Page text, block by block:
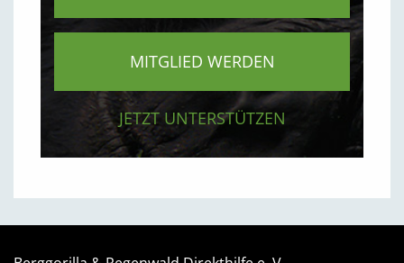
MITGLIED WERDEN
JETZT UNTERSTÜTZEN